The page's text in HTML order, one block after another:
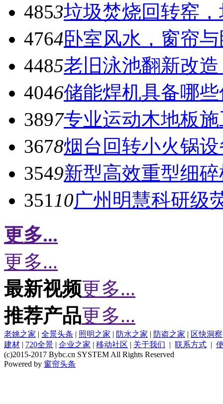
4853垃圾焚烧回转窑
4764卧室风水，窗帘
4485老旧泳池翻新改
4046储能焊机具备哪
3897专业运动木地板
3678烟台回转小火锅
3549新型高效重型细
35110广州明慧科研级
更多...
更多...
最新视频更多...
推荐产品更多...
老姚之家 | 全景头条 | 照明之家 | 防水之家 | 防盗之家 | 区快洞察
建材 | 720全景 | 企业之家 | 移动社区 | 关于我们 | 联系方式 |
(c)2015-2017 Bybc.cn SYSTEM All Rights Reserved
Powered by 窗帘头条